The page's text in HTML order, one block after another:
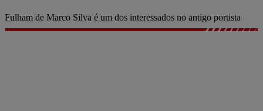
Fulham de Marco Silva é um dos interessados no antigo portista